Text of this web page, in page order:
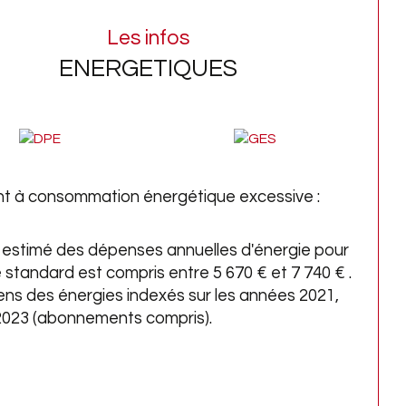
invitation à la détente et aux moments
chauffage au gaz + climatisation
Aménagement des combles
(dalle béton en place sur toute la
rénovation intérieur complète est à
afin de redonner une seconde vie à
Les infos
ENERGETIQUES
à consommation énergétique excessive :
des dépenses annuelles d'énergie pour
standard est compris entre 5 670 € et 7 740 € .
des énergies indexés sur les années 2021,
(abonnements compris).